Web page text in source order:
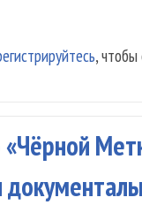
, чтобы